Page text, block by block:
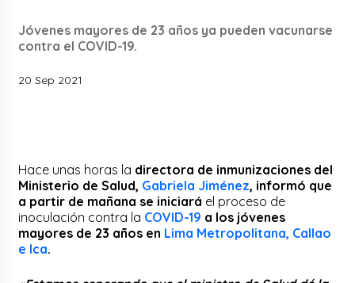
Jóvenes mayores de 23 años ya pueden vacunarse
contra el COVID-19.
20 Sep 2021
Hace unas horas la directora de inmunizaciones del
Ministerio de Salud, Gabriela Jiménez, informó que
a partir de mañana se iniciará el proceso de
inoculación contra la COVID-19 a los jóvenes
mayores de 23 años en Lima Metropolitana, Callao
e Ica.